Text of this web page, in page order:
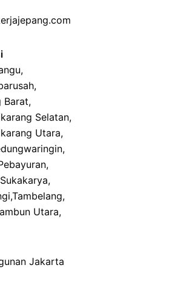
,
,
Barat,
Selatan,
Utara,
,
,
Sukakarya,
,Tambelang,
Utara,
Jakarta